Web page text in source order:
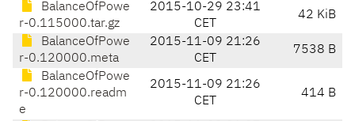
BalanceOfPowe
r-0.115000.tar.gz
2015-10-29 23:41
CET
42 KiB
BalanceOfPowe
r-0.120000.meta
2015-11-09 21:26
CET
7538 B
BalanceOfPowe
r-0.120000.readm
e
2015-11-09 21:26
CET
414 B